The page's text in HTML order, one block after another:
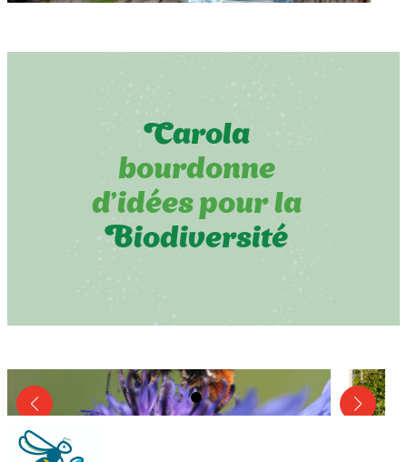
Carola
bourdonne
d’idées pour la
Biodiversité